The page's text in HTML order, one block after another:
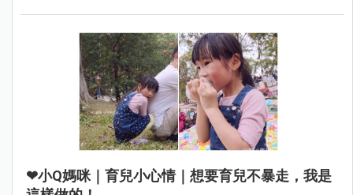
❤小Q媽咪｜育兒小心情｜想要育兒不暴走，我是